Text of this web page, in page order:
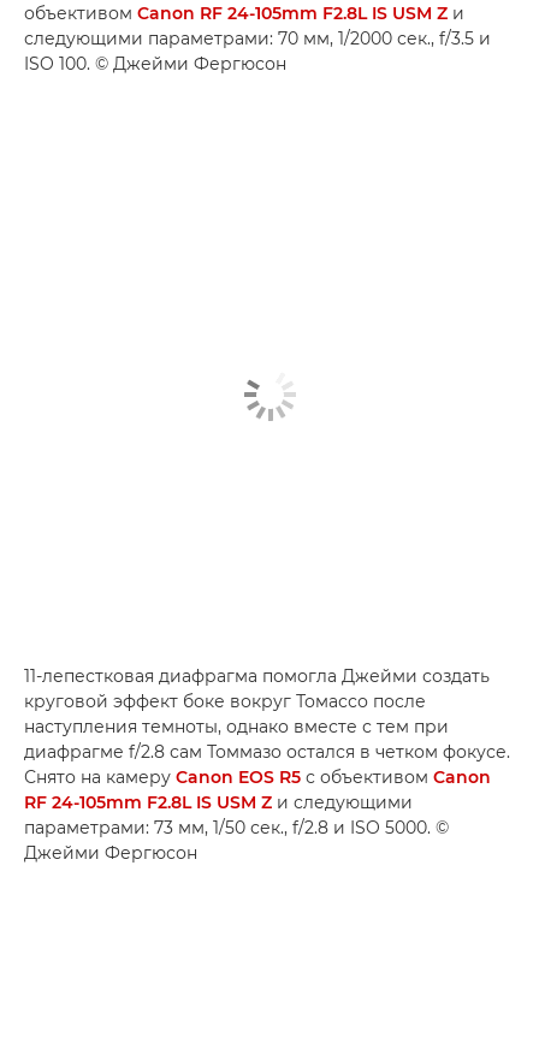
объективом Canon RF 24-105mm F2.8L IS USM Z и
следующими параметрами: 70 мм, 1/2000 сек., f/3.5 и
ISO 100. © Джейми Фергюсон
11-лепестковая диафрагма помогла Джейми создать
круговой эффект боке вокруг Томассо после
наступления темноты, однако вместе с тем при
диафрагме f/2.8 сам Томмазо остался в четком фокусе.
Снято на камеру Canon EOS R5 с объективом Canon
RF 24-105mm F2.8L IS USM Z и следующими
параметрами: 73 мм, 1/50 сек., f/2.8 и ISO 5000. ©
Джейми Фергюсон